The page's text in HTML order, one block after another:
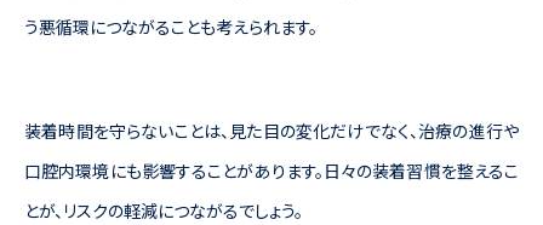
う悪循環につながることも考えられます。
装着時間を守らないことは、見た目の変化だけでなく、治療の進行や
口腔内環境にも影響することがあります。日々の装着習慣を整えるこ
とが、リスクの軽減につながるでしょう。